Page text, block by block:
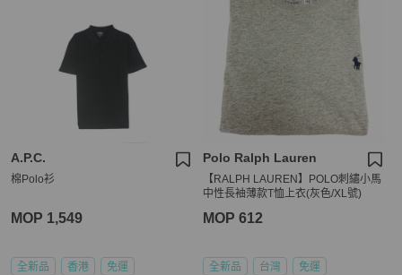
A.P.C.
棉Polo衫
MOP 1,549
全新品 香港 免運
Polo Ralph Lauren
【RALPH LAUREN】POLO刺繡小馬
中性長袖薄款T恤上衣(灰色/XL號)
MOP 612
全新品 台灣 免運